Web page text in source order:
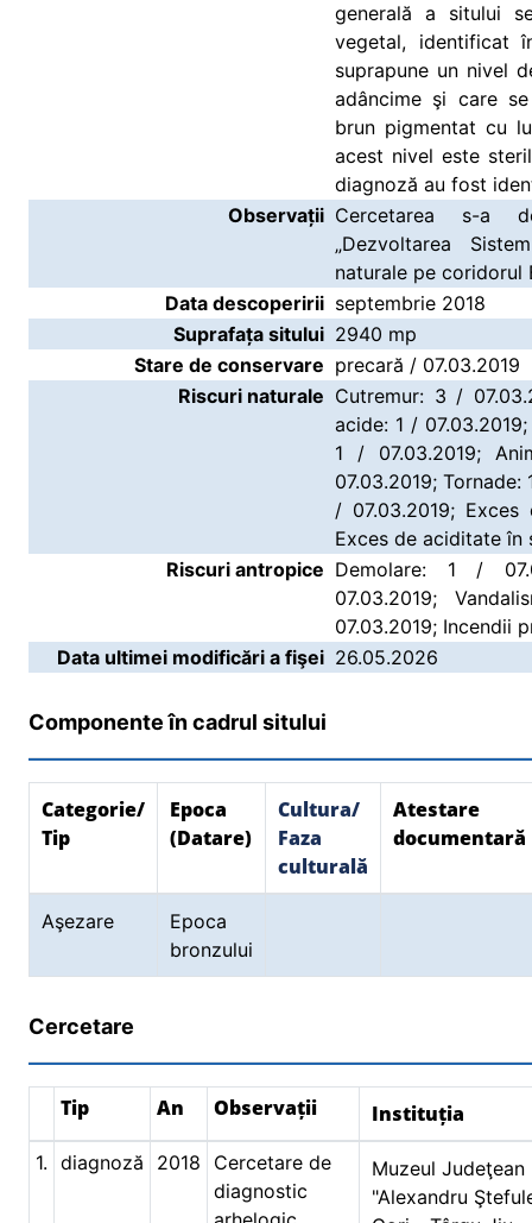
generală a sitului
vegetal, identificat
suprapune un nivel
adâncime şi care
brun pigmentat cu
acest nivel este
diagnoză au fost
Observații Cercetarea s-a
„Dezvoltarea
naturale pe coridorul
Data descoperirii septembrie 2018
Suprafața sitului 2940 mp
Stare de conservare precară / 07.03.2019
Riscuri naturale Cutremur: 3 /
acide: 1 /
1 / 07.03.2019;
07.03.2019;
/ 07.03.2019;
Exces de aciditate în
Riscuri antropice Demolare: 1 /
07.03.2019;
07.03.2019; Incendii
Data ultimei modificări a fişei 26.05.2026
Componente în cadrul sitului
Categorie/
Tip
Epoca
(Datare)
Cultura/
Faza
culturală
Atestare
documentară
Aşezare
Epoca
bronzului
Cercetare
Tip An Observații Instituția
1. diagnoză 2018
Cercetare de
diagnostic
Muzeul Judeţean
"Alexandru